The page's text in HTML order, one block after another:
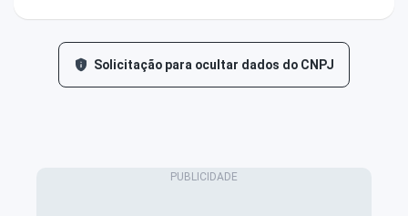
Solicitação para ocultar dados do CNPJ